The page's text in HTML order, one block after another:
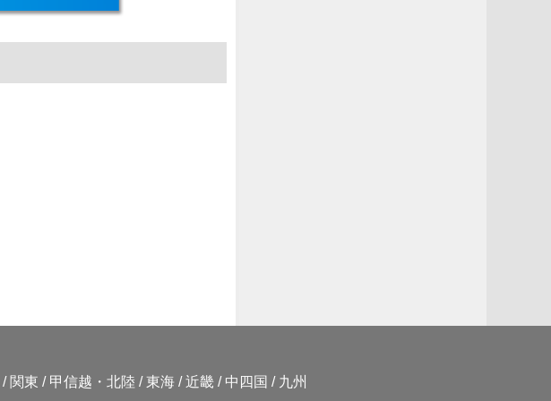
/ 関東 / 甲信越・北陸 /東海 /近畿 / 中四国 / 九州